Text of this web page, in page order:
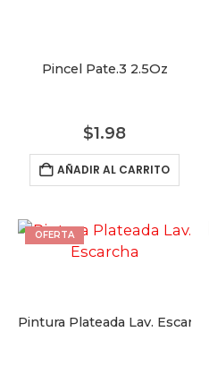
Pincel Pate.3 2.5Oz
$1.98
AÑADIR AL CARRITO
OFERTA
Pintura Plateada Lav. Escarcha